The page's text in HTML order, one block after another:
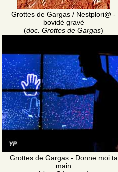
Grottes de Gargas / Nestplori@ -
bovidé gravé
(doc. Grottes de Gargas)
Grottes de Gargas - Donne moi ta
main